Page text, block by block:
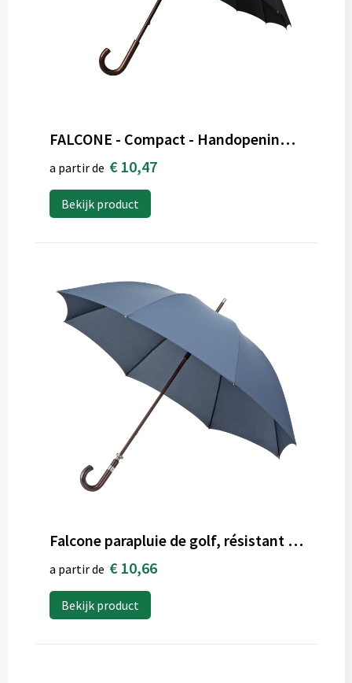
FALCONE - Compact - Handopening - 102 cm - Zwart
a partir de € 10,47
Bekijk product
Falcone parapluie de golf, résistant au vent
a partir de € 10,66
Bekijk product